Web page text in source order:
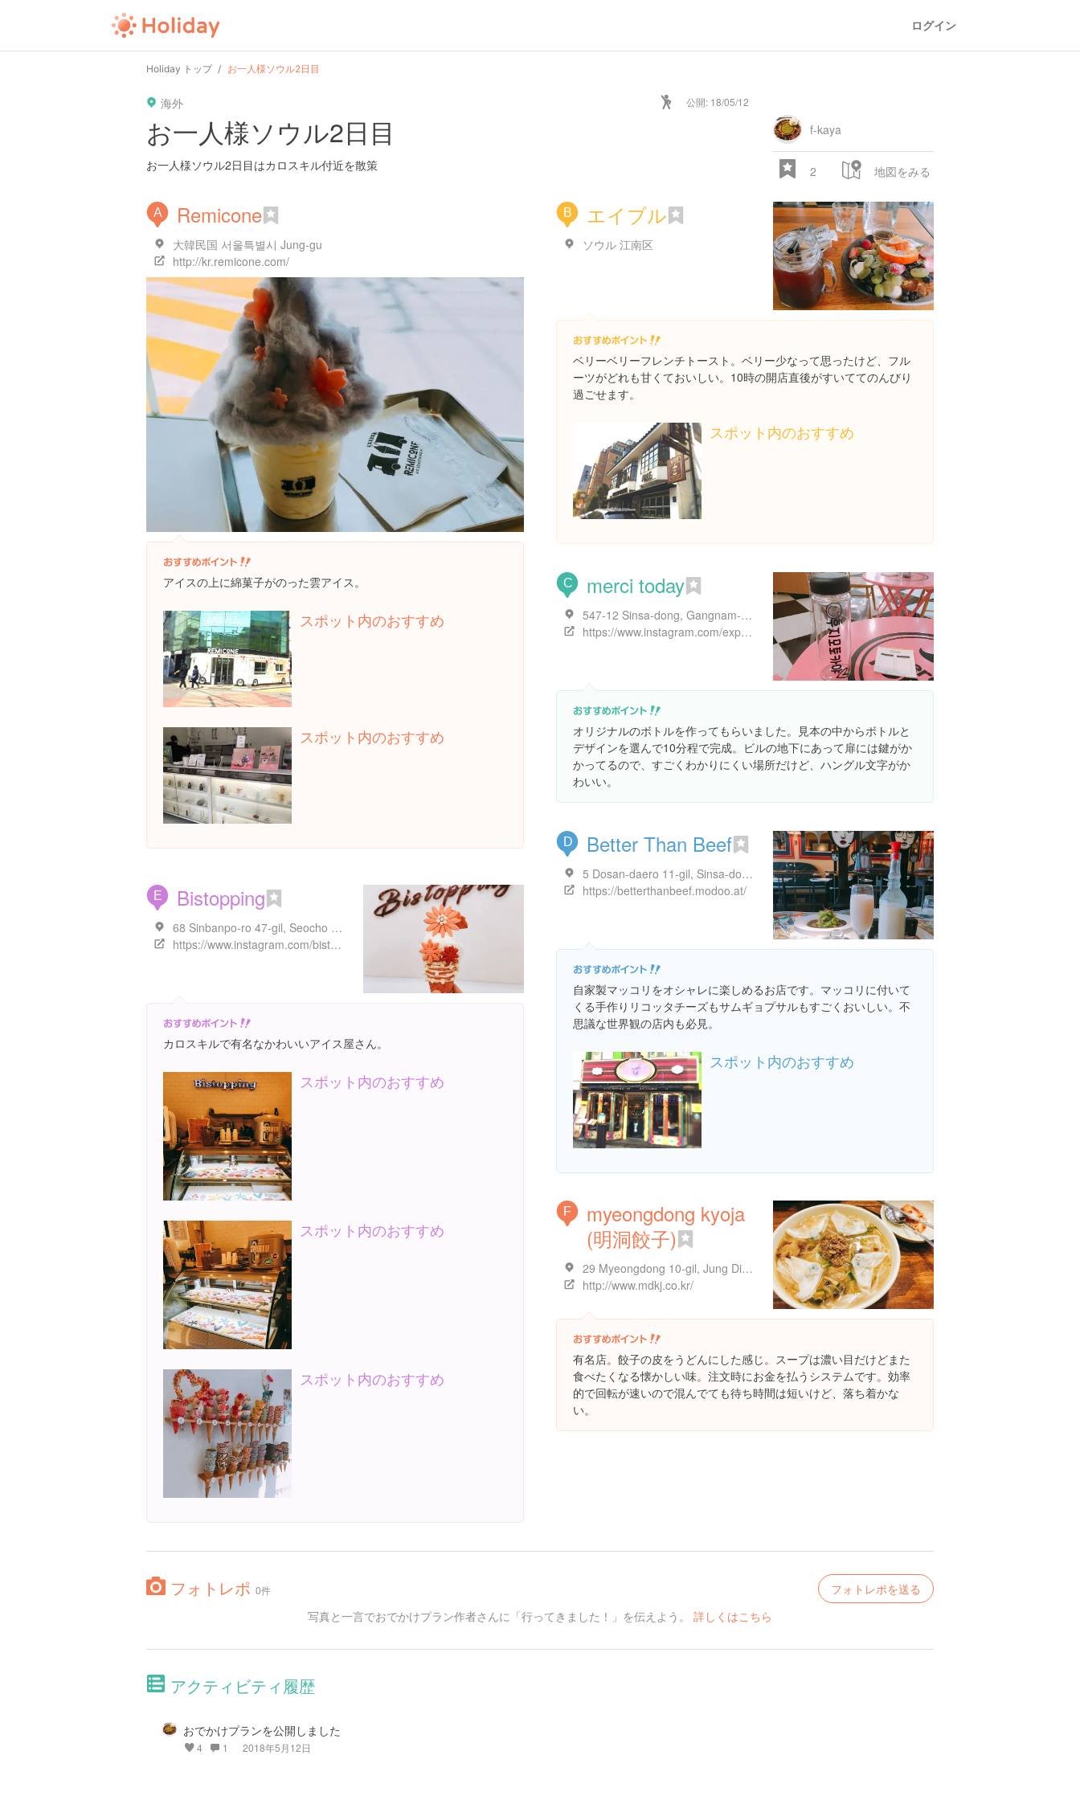
ログイン
Holiday トップ お一人様ソウル2日目
海外 公開: 18/05/12
お一人様ソウル2日目
お一人様ソウル2日目はカロスキル付近を散策
f-kaya
2 地図をみる
A Remicone
大韓民国 서울특별시 Jung-gu
http://kr.remicone.com/
アイスの上に綿菓子がのった雲アイス。
スポット内のおすすめ
スポット内のおすすめ
B エイブル
ソウル 江南区
ベリーベリーフレンチトースト。ベリー少なって思ったけど、フル
ーツがどれも甘くておいしい。10時の開店直後がすいててのんびり
過ごせます。
スポット内のおすすめ
C merci today
547-12 Sinsa-dong, Gangnam-gu, Seoul, 大韓民国
https://www.instagram.com/explore/locations/1016930620
オリジナルのボトルを作ってもらいました。見本の中からボトルと
デザインを選んで10分程で完成。ビルの地下にあって扉には鍵がか
かってるので、すごくわかりにくい場所だけど、ハングル文字がか
わいい。
D Better Than Beef
5 Dosan-daero 11-gil, Sinsa-dong, Gangnam-gu, Seoul, 大韓民国
https://betterthanbeef.modoo.at/
自家製マッコリをオシャレに楽しめるお店です。マッコリに付いて
くる手作りリコッタチーズもサムギョプサルもすごくおいしい。不
思議な世界観の店内も必見。
スポット内のおすすめ
E Bistopping
68 Sinbanpo-ro 47-gil, Seocho District, Seoul, 大韓民国
https://www.instagram.com/bistopping/
カロスキルで有名なかわいいアイス屋さん。
スポット内のおすすめ
スポット内のおすすめ
スポット内のおすすめ
F
myeongdong kyoja
(明洞餃子)
29 Myeongdong 10-gil, Jung District, Seoul, 大韓民国
http://www.mdkj.co.kr/
有名店。餃子の皮をうどんにした感じ。スープは濃い目だけどまた
食べたくなる懐かしい味。注文時にお金を払うシステムです。効率
的で回転が速いので混んでても待ち時間は短いけど、落ち着かな
い。
フォトレポ 0件
フォトレポを送る
写真と一言でおでかけプラン作者さんに「行ってきました！」を伝えよう。 詳しくはこちら
アクティビティ履歴
おでかけプランを公開しました
4 1 2018年5月12日